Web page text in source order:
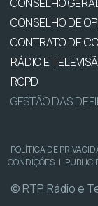
CONSELHO DE
CONTRATO DE
RÁDIO E
RGPD
GESTÃO DAS
POLÍTICA DE
CONDIÇÕES |
© RTP, Rádio e